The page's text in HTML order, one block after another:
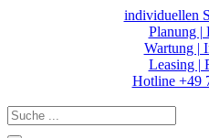
individuellen
Planung |
Wartung |
Leasing |
Hotline +49
Search
...